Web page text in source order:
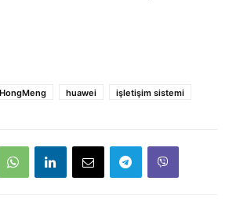
HongMeng huawei işletişim sistemi